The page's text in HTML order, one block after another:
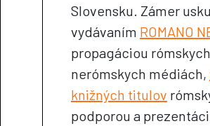
Slovensku. Zámer
vydávaním ROMANO
propagáciou
nerómskych médiách,
knižných titulov
podporou a